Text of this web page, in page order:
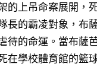
的上吊命案展開，
長的霸凌對象，布
待的命運。當布薩
在學校體育館的籃